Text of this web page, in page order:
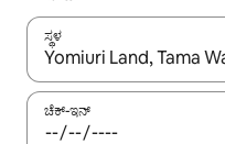
ಸ್ಥಳ
ಫಲಿತಾಂಶಗಳು
ಚೆಕ್-ಇನ್